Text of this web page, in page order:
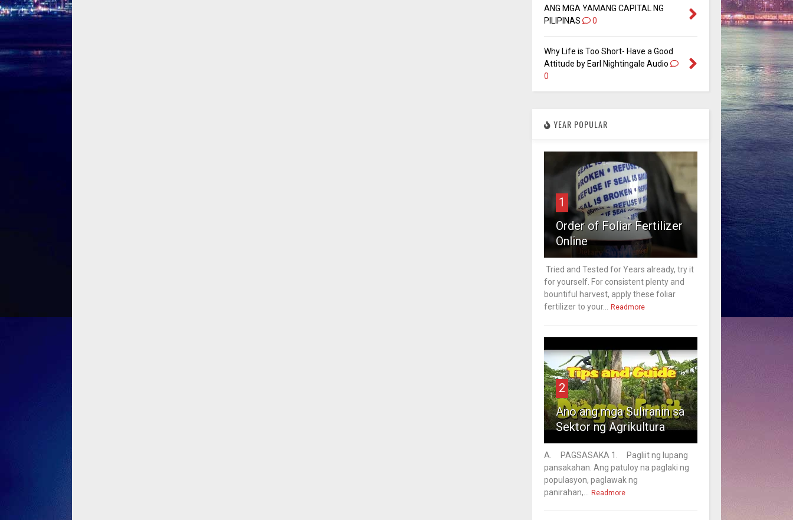
ANG MGA YAMANG CAPITAL NG
PILIPINAS
0
Why Life is Too Short- Have a Good
Attitude by Earl Nightingale Audio
0
YEAR POPULAR
1
Order of Foliar Fertilizer
Online
Tried and Tested for Years already, try it
for yourself. For consistent plenty and
bountiful harvest, apply these foliar
fertilizer to your...
Readmore
2
Ano ang mga Suliranin sa
Sektor ng Agrikultura
A. PAGSASAKA 1. Pagliit ng lupang
pansakahan. Ang patuloy na paglaki ng
populasyon, paglawak ng
panirahan,...
Readmore